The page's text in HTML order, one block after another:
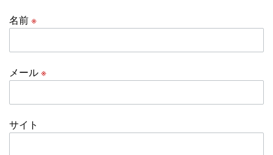
名前※
メール※
サイト